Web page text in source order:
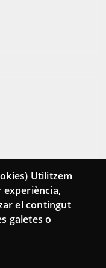
Utilitzem
el contingut
galetes o